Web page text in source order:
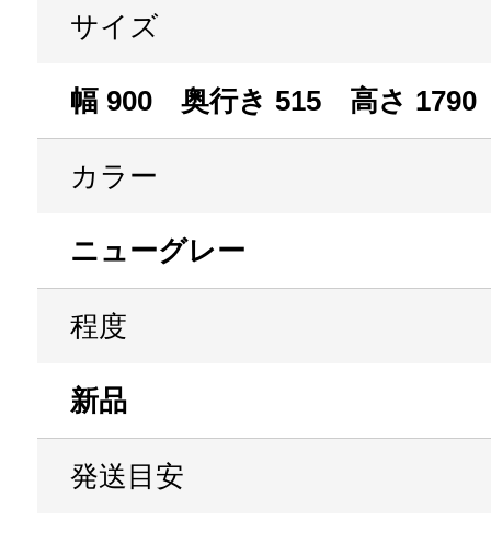
サイズ
幅 900 奥行き 515 高さ 1790
カラー
ニューグレー
程度
新品
発送目安